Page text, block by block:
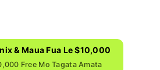
& Maua Fua Le $10,000
Free Mo Tagata Amata